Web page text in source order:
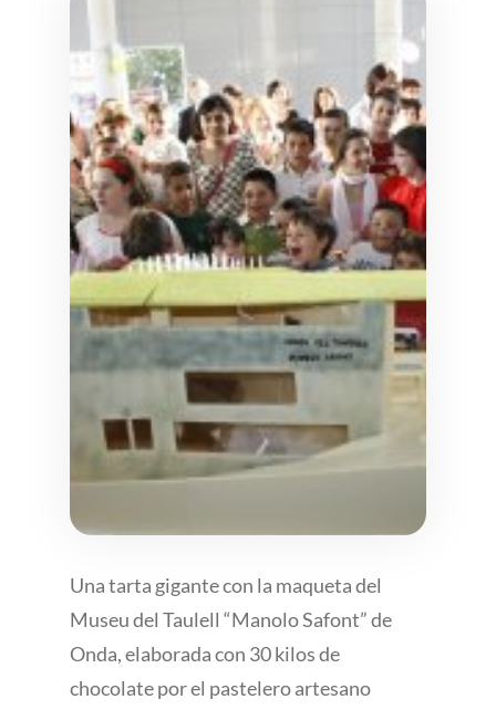
Una tarta gigante con la maqueta del
Museu del Taulell “Manolo Safont” de
Onda, elaborada con 30 kilos de
chocolate por el pastelero artesano